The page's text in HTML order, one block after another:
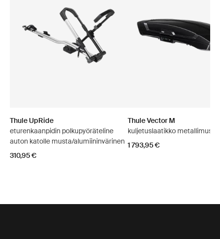
Thule UpRide
eturenkaanpidin polkupyöräteline
auton katolle musta/alumiininvärinen
310,95 €
Thule Vector M
kuljetuslaatikko metallimusta
1 793,95 €